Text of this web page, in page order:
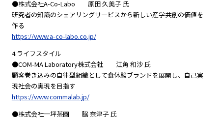
●株式会社A-Co-Labo 原田 久美子 氏
研究者の知識のシェアリングサービスから新しい産学共創の価値を
作る
https://www.a-co-labo.co.jp/
4.ライフスタイル
●COM-MA Laboratory株式会社 江角 和沙 氏
顧客巻き込みの自律型組織として食体験ブランドを展開し、自己実
現社会の実現を目指す
https://www.commalab.jp/
●株式会社一坪茶園 脇 奈津子 氏